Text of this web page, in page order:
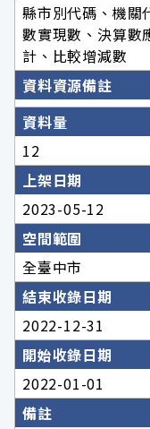
縣市別代碼、機關
數實現數、決算數
計、比較增減數
資料資源備註
資料量
12
上架日期
2023-05-12
空間範圍
全臺中市
結束收錄日期
2022-12-31
開始收錄日期
2022-01-01
備註